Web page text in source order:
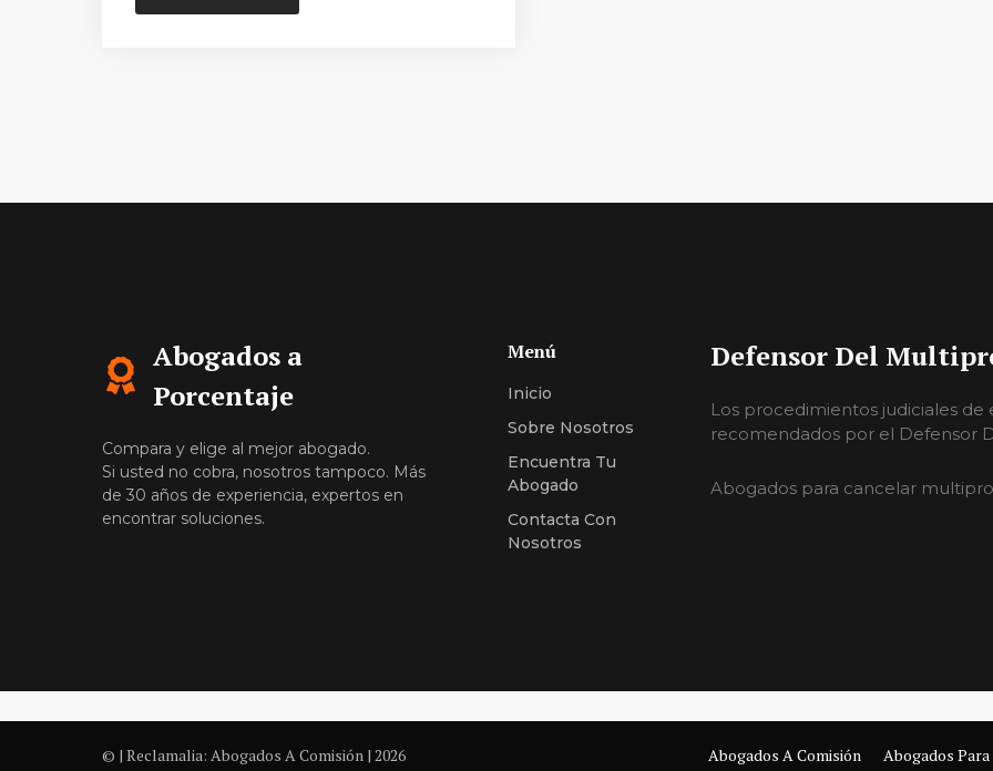
Abogados a
Porcentaje
Compara y elige al mejor abogado.
Si usted no cobra, nosotros tampoco. Más
de 30 años de experiencia, expertos en
encontrar soluciones.
Menú
Inicio
Sobre Nosotros
Encuentra Tu
Abogado
Contacta Con
Nosotros
Defensor Del
Los procedimientos judiciales
recomendados por el Defensor
Abogados para cancelar
Abogados A Comisión Abogados
© | Reclamalia: Abogados A Comisión | 2026